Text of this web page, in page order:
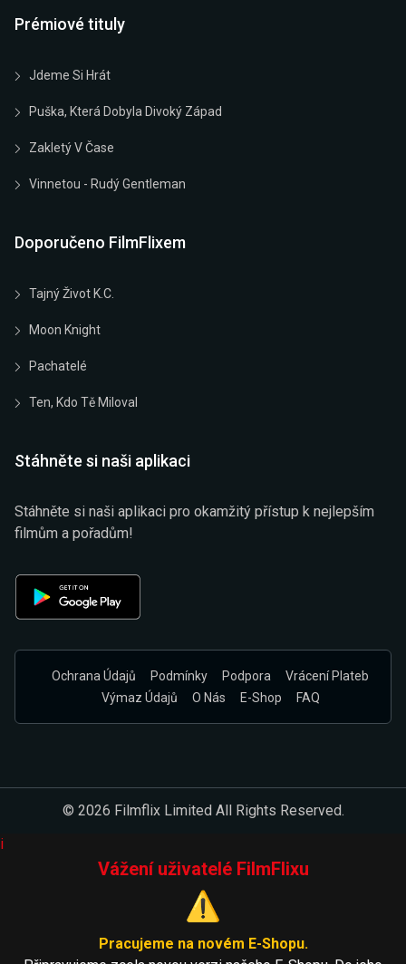
Prémiové tituly
Jdeme Si Hrát
Puška, Která Dobyla Divoký Západ
Zakletý V Čase
Vinnetou - Rudý Gentleman
Doporučeno FilmFlixem
Tajný Život K.C.
Moon Knight
Pachatelé
Ten, Kdo Tě Miloval
Stáhněte si naši aplikaci
Stáhněte si naši aplikaci pro okamžitý přístup k nejlepším
filmům a pořadům!
Ochrana Údajů Podmínky Podpora
Vrácení Plateb
Výmaz Údajů
O Nás E-Shop FAQ
© 2026 Filmflix Limited All Rights Reserved.
i
Vážení uživatelé FilmFlixu
⚠️
Pracujeme na novém E-Shopu.